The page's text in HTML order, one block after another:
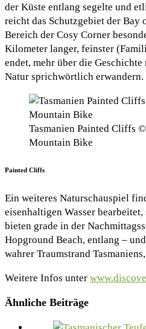
der Küste entlang segelte und
reicht das Schutzgebiet der Bay
Bereich der Cosy Corner
Kilometer langer, feinster
endet, mehr über die
Natur sprichwörtlich erwandern.
Tasmanien Painted Cliffs
Mountain Bike
Painted Cliffs
Ein weiteres Naturschauspiel
eisenhaltigen Wasser
bieten grade in der
Hopground Beach, entlang –
wahrer Traumstrand
Weitere Infos unter
Ähnliche Beiträge